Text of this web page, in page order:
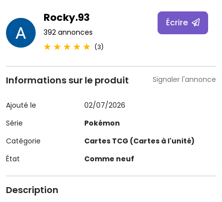
Rocky.93
392 annonces
(3)
Écrire
Signaler l'annonce
Informations sur le produit
Ajouté le
02/07/2026
Série
Pokémon
Catégorie
Cartes TCG (Cartes à l'unité)
État
Comme neuf
Description